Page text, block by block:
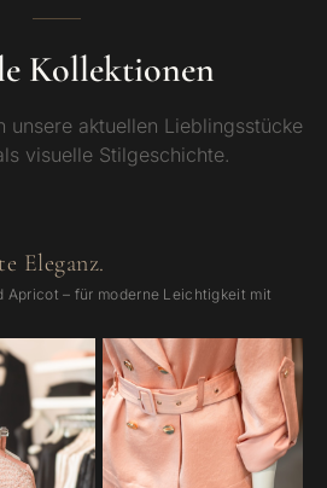
Kollektionen
unsere aktuellen Lieblingsstücke
visuelle Stilgeschichte.
Eleganz.
Apricot – für moderne Leichtigkeit mit